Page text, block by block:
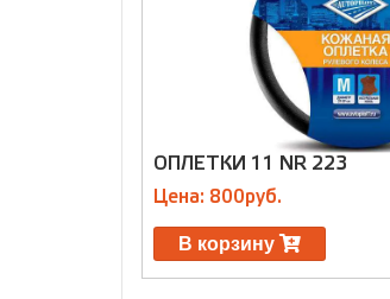
ОПЛЕТКИ 11 NR 223
Цена: 800руб.
В корзину